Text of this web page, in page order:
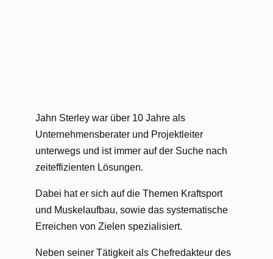
Jahn Sterley war über 10 Jahre als
Unternehmensberater und Projektleiter
unterwegs und ist immer auf der Suche nach
zeiteffizienten Lösungen.
Dabei hat er sich auf die Themen Kraftsport
und Muskelaufbau, sowie das systematische
Erreichen von Zielen spezialisiert.
Neben seiner Tätigkeit als Chefredakteur des